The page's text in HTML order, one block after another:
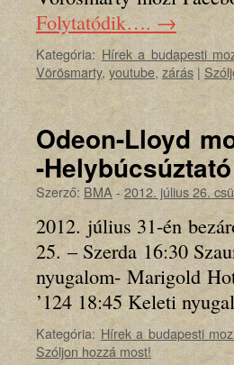
Folytatódik….→
Kategória: Hírek a budapesti
Vörösmarty, youtube, zárás |
Odeon-Lloyd
-Helybúcsúztató
Szerző: BMA-2012. július 26.
2012. július 31-én
25. – Szerda 16:30
nyugalom- Marigold
’124 18:45 Keleti
Kategória: Hírek a budapesti
Szóljon hozzá most!